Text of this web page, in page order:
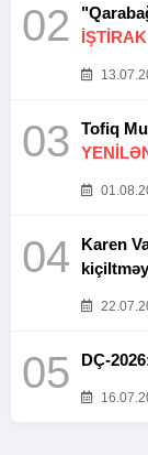
02
03
04
Karen
05 DÇ-